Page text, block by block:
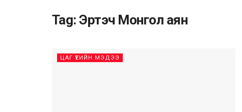
Tag:Эртэч Монгол аян
ЦАГ ҮЕИЙН МЭДЭЭ